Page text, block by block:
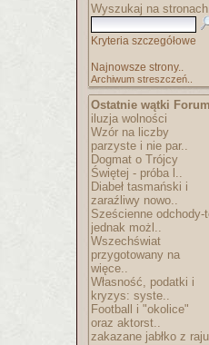
Wyszukaj na
Kryteria szczegółowe
Najnowsze strony..
Archiwum streszczeń..
Ostatnie wątki Forum
iluzja wolności
Wzór na liczby
parzyste i nie par..
Dogmat o Trójcy
Świętej - próba l..
Diabeł tasmański i
zaraźliwy nowo..
Sześcienne odchody-
jednak możl..
Wszechświat
przygotowany na
więce..
Własność, podatki i
kryzys: syste..
Football i "okolice"
oraz aktorst..
zakazane jabłko z raju